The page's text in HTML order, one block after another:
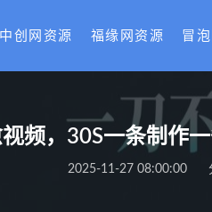
中创网资源 福缘网资源 冒
频，30S一条制作
2025-11-27 08:00:00